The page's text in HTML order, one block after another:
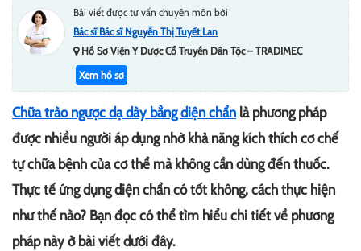
Bài viết được tư vấn chuyên môn bởi
Bác sĩ Bác sĩ Nguyễn Thị Tuyết Lan
Hồ Sơ Viện Y Dược Cổ Truyền Dân Tộc – TRADIMEC
Xem hồ sơ
Chữa trào ngược dạ dày bằng diện chẩn là phương pháp
được nhiều người áp dụng nhờ khả năng kích thích cơ chế
tự chữa bệnh của cơ thể mà không cần dùng đến thuốc.
Thực tế ứng dụng diện chẩn có tốt không, cách thực hiện
như thế nào? Bạn đọc có thể tìm hiểu chi tiết về phương
pháp này ở bài viết dưới đây.